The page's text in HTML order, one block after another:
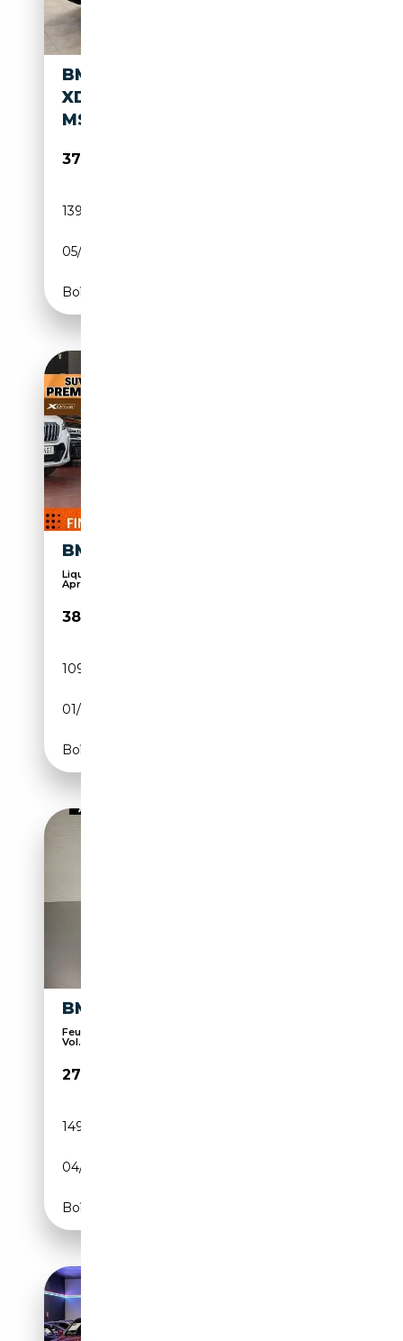
BMW X4 X4 G02 2021
XDRIVE20D MHEV 48V
MSPORT AUTO
37 990€
139 000 km
05/2022
Boîte automatique
BMW X4 XDRIVE 30DA XLINE
Liquidación en mas de 100 Vehiculos ,
Aprovéchate
38 900€
109 900 km
01/2022
Boîte automatique
BMW X4 M40IA
Feux anti-brouillard, Verrouillage centralisé,
Vol...
27 990€
149 000 km
04/2016
Boîte automatique